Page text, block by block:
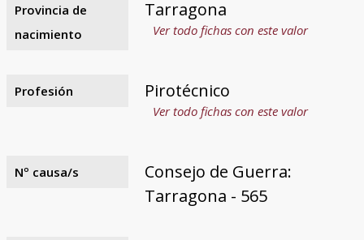
Provincia de
nacimiento
Tarragona
Ver todo fichas con este valor
Profesión Pirotécnico
Ver todo fichas con este valor
Nº causa/s
Consejo de Guerra:
Tarragona - 565